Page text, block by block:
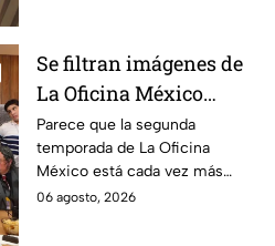
Se filtran imágenes de
La Oficina México
temporada 2 y un
detalle desata teorías
entre los fans
Parece que la segunda
temporada de La Oficina
México está cada vez más
cerca, pues el elenco ya se
06 agosto, 2026